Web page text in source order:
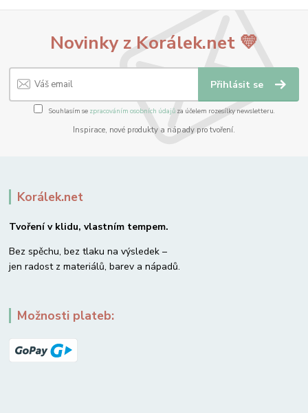
Novinky z Korálek.net 💛
Přihlásit se
Souhlasím se zpracováním osobních údajůza účelem rozesílky newsletteru.
Inspirace, nové produkty a nápady pro tvoření.
Korálek.net
Tvoření v klidu, vlastním tempem.
Bez spěchu, bez tlaku na výsledek –
jen radost z materiálů, barev a nápadů.
Možnosti plateb: